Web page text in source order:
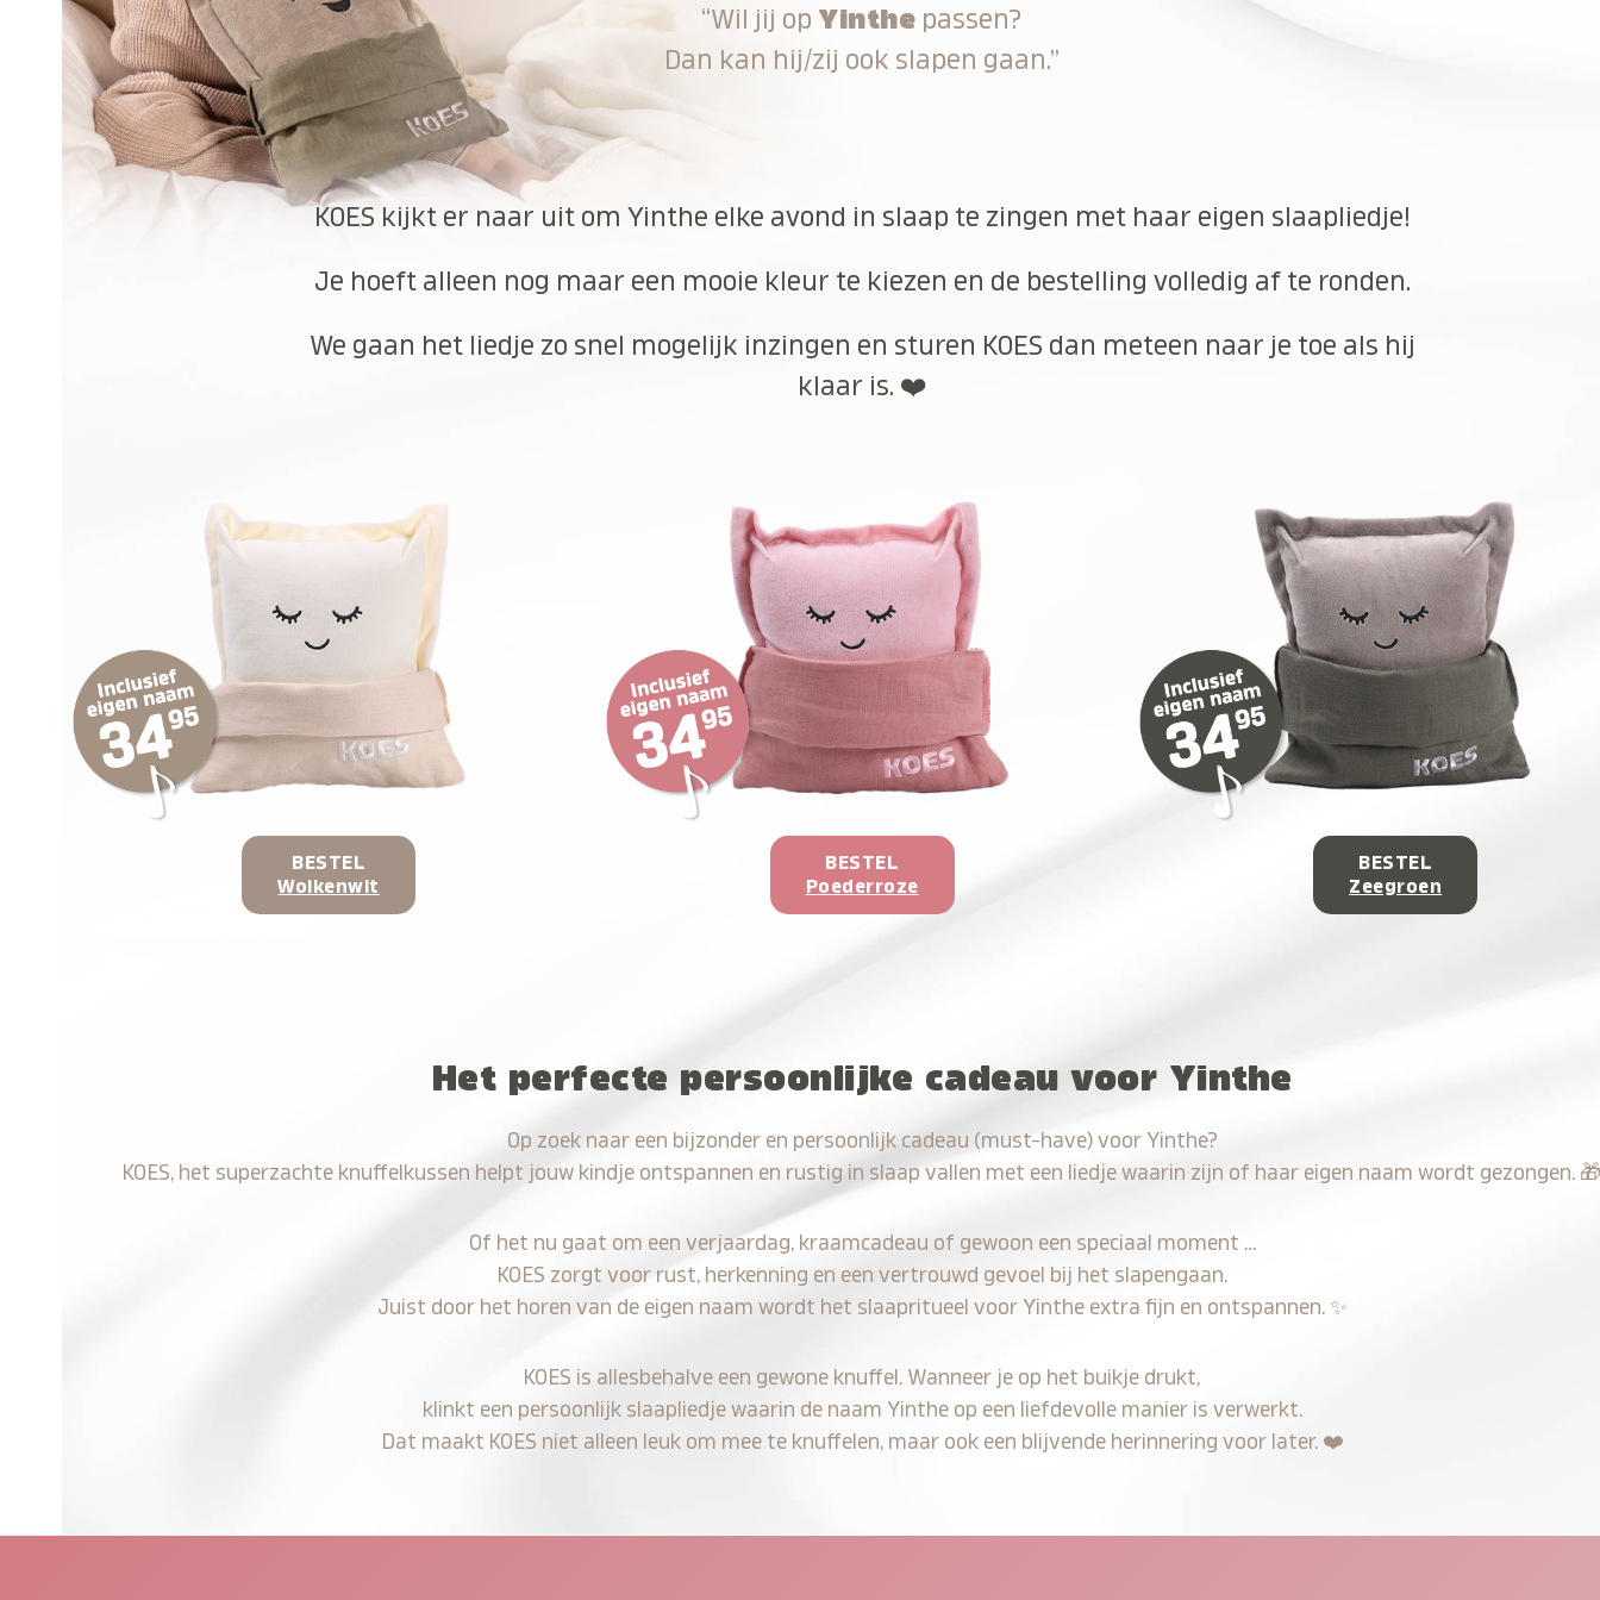
“Wil jij op Yinthe passen?
Dan kan hij/zij ook slapen gaan.”
KOES kijkt er naar uit om Yinthe elke avond in slaap te zingen met haar eigen slaapliedje!
Je hoeft alleen nog maar een mooie kleur te kiezen en de bestelling volledig af te ronden.
We gaan het liedje zo snel mogelijk inzingen en sturen KOES dan meteen naar je toe als hij
klaar is. ❤️
BESTEL
Wolkenwit
BESTEL
Poederroze
BESTEL
Zeegroen
Het perfecte persoonlijke cadeau voor Yinthe
Op zoek naar een bijzonder en persoonlijk cadeau (must-have) voor Yinthe?
KOES, het superzachte knuffelkussen helpt jouw kindje ontspannen en rustig in slaap vallen met een liedje waarin zijn of haar eigen naam wordt gezongen.
Of het nu gaat om een verjaardag, kraamcadeau of gewoon een speciaal moment …
KOES zorgt voor rust, herkenning en een vertrouwd gevoel bij het slapengaan.
Juist door het horen van de eigen naam wordt het slaapritueel voor Yinthe extra fijn en ontspannen. ✨
KOES is allesbehalve een gewone knuffel. Wanneer je op het buikje drukt,
klinkt een persoonlijk slaapliedje waarin de naam Yinthe op een liefdevolle manier is verwerkt.
Dat maakt KOES niet alleen leuk om mee te knuffelen, maar ook een blijvende herinnering voor later. ❤️